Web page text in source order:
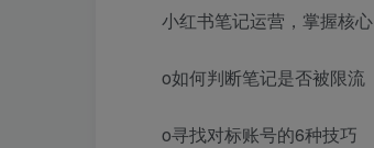
小红书笔记运营，掌握核心
o如何判断笔记是否被限流
o寻找对标账号的6种技巧